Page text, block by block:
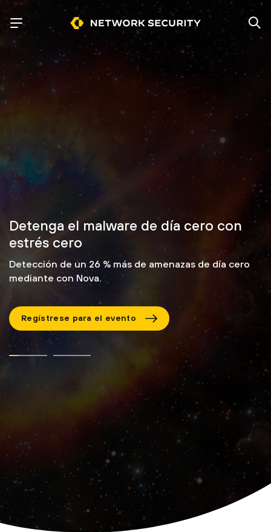
Detenga el malware de día cero con
estrés cero
Detección de un 26 % más de amenazas de día cero
mediante con Nova.
Regístrese para el evento